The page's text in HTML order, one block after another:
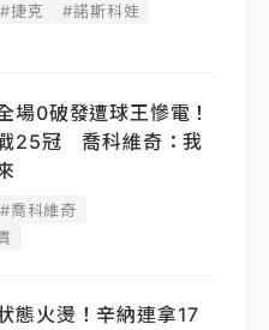
#捷克
#諾斯科娃
場0破發遭球王慘電！
25冠 喬科維奇：我
#喬科維奇
態火燙！辛納連拿17